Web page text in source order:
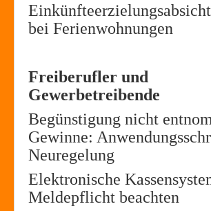
bei Ferienwohnungen
Freiberufler und
Gewerbetreibende
Begünstigung nicht
Gewinne:
Neuregelung
Elektronische
Meldepflicht beachten